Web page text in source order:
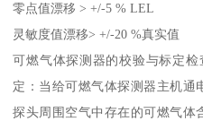
零点值漂移 > +/-5 % LEL
灵敏度值漂移> +/-20 %真实值
可燃气体探测器的校验与标定
定：当给可燃气体探测器主机通
探头周围空气中存在的可燃气体